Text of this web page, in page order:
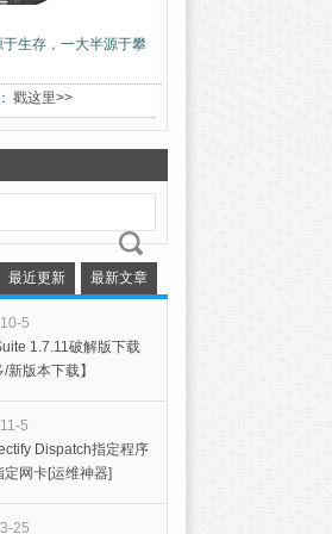
生存，一大半源于攀
戳这里>>
最近更新 最新文章
5
1.7.11破解版下载
/新版本下载】
5
Dispatch指定程序
定网卡[运维神器]
25